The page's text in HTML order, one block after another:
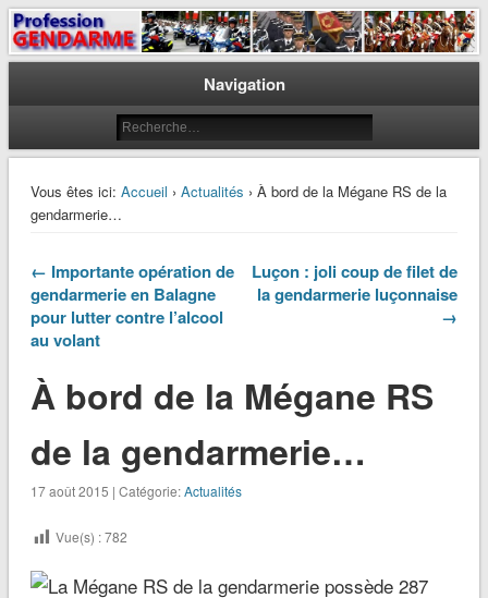
Profession Gendarme
Le journal des gendarmes
Navigation
Vous êtes ici: Accueil › Actualités › À bord de la Mégane RS de la
gendarmerie…
← Importante opération de
gendarmerie en Balagne
pour lutter contre l’alcool
au volant
Luçon : joli coup de filet de
la gendarmerie luçonnaise
→
À bord de la Mégane RS
de la gendarmerie…
17 août 2015 | Catégorie:Actualités
Vue(s) :782